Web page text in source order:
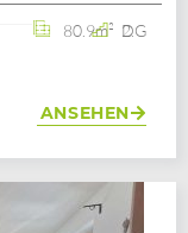
80.9m² 2. DG
ANSEHEN